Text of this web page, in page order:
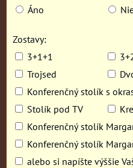
Áno
Zostavy:
3+1+1
Trojsed
Konferenčný stolík s
Stolík pod TV
Konferenčný stolík
Konferenčný stolík
alebo si napíšte výššie